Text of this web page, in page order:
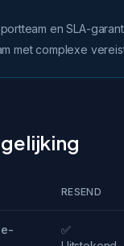
en SLA-
met complexe
RESEND
✅